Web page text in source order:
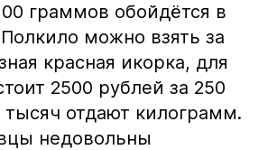
граммов обойдётся в
можно взять за
красная икорка, для
2500 рублей за 250
тысяч отдают килограмм.
недовольны